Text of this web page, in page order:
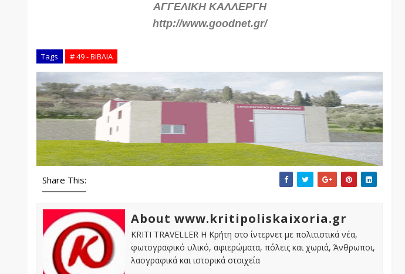
ΑΓΓΕΛΙΚΗ ΚΑΛΛΕΡΓΗ
http://www.goodnet.gr/
Tags # 49 - ΒΙΒΛΙΑ
Share This:
About www.kritipoliskaixoria.gr
KRITI TRAVELLER Η Κρήτη στο ίντερνετ με πολιτιστικά νέα,
φωτογραφικό υλικό, αφιερώματα, πόλεις και χωριά, Άνθρωποι,
λαογραφικά και ιστορικά στοιχεία